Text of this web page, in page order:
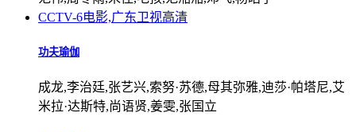
CCTV-6电影,广东卫视高清
功夫瑜伽
成龙,李治廷,张艺兴,索努·苏德,母其弥雅,迪莎·帕塔尼,艾
米拉·达斯特,尚语贤,姜雯,张国立